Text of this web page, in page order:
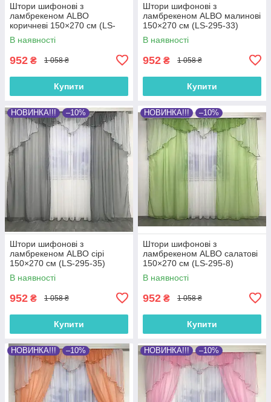
Штори шифонові з
ламбрекеном ALBO
коричневі 150×270 см (LS-
295-13)
В наявності
952 ₴ 1 058 ₴
Купити
Штори шифонові з
ламбрекеном ALBO малинові
150×270 см (LS-295-33)
В наявності
952 ₴ 1 058 ₴
Купити
НОВИНКА!!! –10%
Штори шифонові з
ламбрекеном ALBO сірі
150×270 см (LS-295-35)
В наявності
952 ₴ 1 058 ₴
Купити
НОВИНКА!!! –10%
Штори шифонові з
ламбрекеном ALBO салатові
150×270 см (LS-295-8)
В наявності
952 ₴ 1 058 ₴
Купити
НОВИНКА!!! –10% НОВИНКА!!! –10%